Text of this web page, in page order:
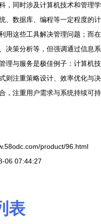
，同时涉及计算机技术和管理学
、数据库、编程等一定程度的计
用这些工具解决管理问题；而在
决策分析等，但强调通过信息系
理与服务是极佳例子：计算机技
则注重策略设计、效率优化与决
，注重用户需求与系统持续可持
product/96.html
06 07:44:27
表